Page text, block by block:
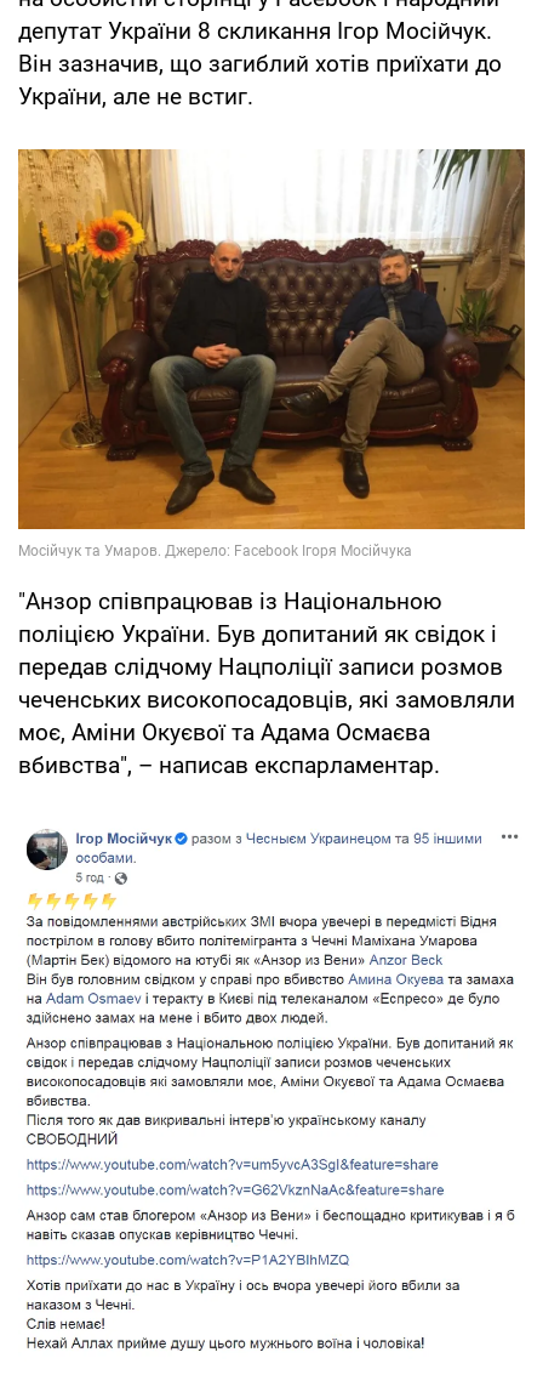
депутат України 8 скликання Ігор Мосійчук.
Він зазначив, що загиблий хотів приїхати до
України, але не встиг.
"Анзор співпрацював із Національною
поліцією України. Був допитаний як свідок і
передав слідчому Нацполіції записи розмов
чеченських високопосадовців, які замовляли
моє, Аміни Окуєвої та Адама Осмаєва
вбивства", – написав експарламентар.